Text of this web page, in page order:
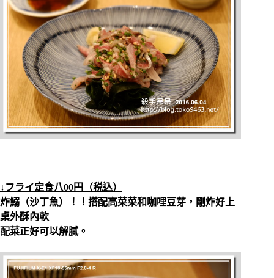
↓フライ定食八00円（税込）
炸鰯（沙丁魚）！！搭配高菜菜和咖哩豆芽，剛炸好上
桌外酥內軟
配菜正好可以解膩。